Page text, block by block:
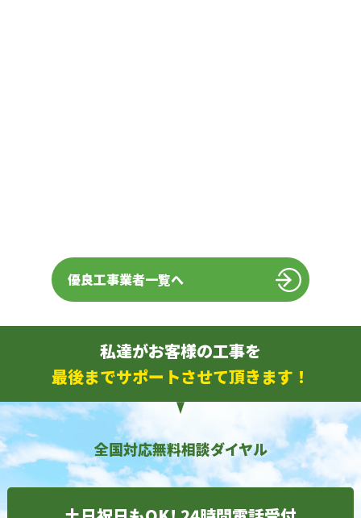
優良工事業者一覧へ
私達がお客様の工事を
最後までサポートさせて頂きます！
全国対応無料相談ダイヤル